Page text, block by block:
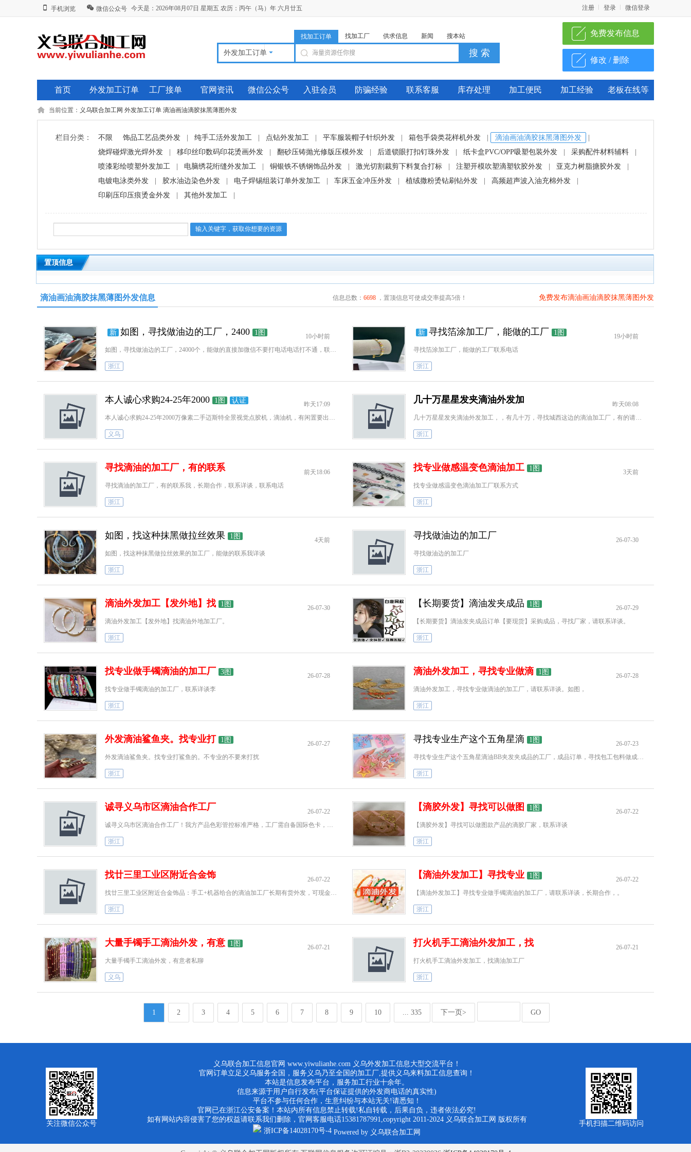
手机浏览 微信公众号 今天是：2026年08月07日 星期五 农历：丙午（马）年 六月廿五 微信登录
登录
注册
找加工订单 找加工厂 供求信息 新闻 搜本站
外发加工订单
免费发布信息
修改 / 删除
首页 外发加工订单 工厂接单 官网资讯 微信公众号 入驻会员 防骗经验 联系客服 库存处理 加工便民 加工经验 老板在线等
当前位置： 义乌联合加工网 外发加工订单 滴油画油滴胶抹黑薄图外发
栏目分类： 不限 饰品工艺品类外发 纯手工活外发加工 点钻外发加工 平车服装帽子针织外发 箱包手袋类花样机外发 滴油画油滴胶抹黑薄图外发
烧焊碰焊激光焊外发
移印丝印数码印花烫画外发 翻砂压铸抛光修版压模外发 后道锁眼打扣钉珠外发 纸卡盒PVC/OPP吸塑包装外发 采购配件材料辅料
喷漆彩绘喷塑外发加工
电脑绣花绗缝外发加工 铜银铁不锈钢饰品外发 激光切割裁剪下料复合打标 注塑开模吹塑滴塑软胶外发 亚克力树脂搪胶外发
电镀电泳类外发
胶水油边染色外发 电子焊锡组装订单外发加工 车床五金冲压外发 植绒撒粉烫钻刷钻外发 高频超声波入油充棉外发
印刷压印压痕烫金外发
其他外发加工
置顶信息
滴油画油滴胶抹黑薄图外发信息 信息总数： 6698，置顶信息可使成交率提高5倍！ 免费发布滴油画油滴胶抹黑薄图外发
10小时前
新 如图，寻找做油边的工厂，2400 1图
浙江
19小时前
新 寻找箔涂加工厂，能做的工厂 1图
寻找箔涂加工厂，能做的工厂联系电话
浙江
昨天17:09
本人诚心求购24-25年2000 1图 认证
义乌
昨天08:08
几十万星星发夹滴油外发加
浙江
前天18:06
寻找滴油的加工厂，有的联系
寻找滴油的加工厂，有的联系我，长期合作，联系详谈，联系电话
浙江
3天前
找专业做感温变色滴油加工 1图
找专业做感温变色滴油加工厂联系方式
浙江
4天前
如图，找这种抹黑做拉丝效果 1图
如图，找这种抹黑做拉丝效果的加工厂，能做的联系我详谈
浙江
26-07-30
寻找做油边的加工厂
寻找做油边的加工厂
浙江
26-07-30
滴油外发加工【发外地】找 1图
滴油外发加工【发外地】找滴油外地加工厂。
浙江
26-07-29
【长期要货】滴油发夹成品 1图
【长期要货】滴油发夹成品订单【要现货】采购成品，寻找厂家，请联系详谈。
浙江
26-07-28
找专业做手镯滴油的加工厂 3图
找专业做手镯滴油的加工厂，联系详谈李
浙江
26-07-28
滴油外发加工，寻找专业做滴 1图
滴油外发加工，寻找专业做滴油的加工厂，请联系详谈。如图，
浙江
26-07-27
外发滴油鲨鱼夹。找专业打 1图
外发滴油鲨鱼夹。找专业打鲨鱼的。不专业的不要来打扰
浙江
26-07-23
寻找专业生产这个五角星滴 1图
浙江
26-07-22
诚寻义乌市区滴油合作工厂
浙江
26-07-22
【滴胶外发】寻找可以做图 1图
【滴胶外发】寻找可以做图款产品的滴胶厂家，联系详谈
浙江
26-07-22
找廿三里工业区附近合金饰
浙江
26-07-22
【滴油外发加工】寻找专业 1图
【滴油外发加工】寻找专业做手镯滴油的加工厂，请联系详谈，长期合作，。￴￴￴￴￴￴￴￴
浙江
26-07-21
大量手镯手工滴油外发，有意 1图
大量手镯手工滴油外发，有意者私聊
义乌
26-07-21
打火机手工滴油外发加工，找
打火机手工滴油外发加工，找滴油加工厂
浙江
1 2 3 4 5 6 7 8 9 10 ... 335 下一页> GO
关注微信公众号
义乌联合加工信息官网 www.yiwulianhe.com 义乌外发加工信息大型交流平台！
官网订单立足义乌服务全国，服务义乌乃至全国的加工厂,提供义乌来料加工信息查询！
本站是信息发布平台，服务加工行业十余年。
信息来源于用户自行发布(平台保证提供的外发商电话的真实性)
平台不参与任何合作，生意纠纷与本站无关!请悉知！
官网已在浙江公安备案！本站内所有信息禁止转载!私自转载，后果自负，违者依法必究!
如有网站内容侵害了您的权益请联系我们删除，官网客服电话15381787991,copyright 2011-2024 义乌联合加工网 版权所有
浙ICP备14028170号-4 Powered by 义乌联合加工网
手机扫描二维码访问